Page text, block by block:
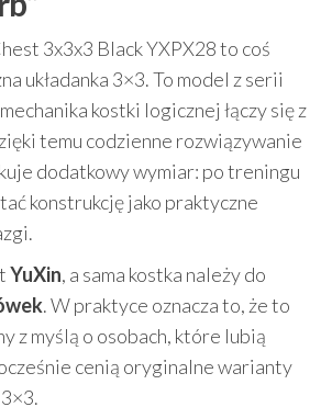
3x3x3 Black YXPX28 to coś
układanka 3×3. To model z serii
kostki logicznej łączy się z
temu codzienne rozwiązywanie
dodatkowy wymiar: po treningu
konstrukcję jako praktyczne
YuXin, a sama kostka należy do
. W praktyce oznacza to, że to
z myślą o osobach, które lubią
cenią oryginalne warianty